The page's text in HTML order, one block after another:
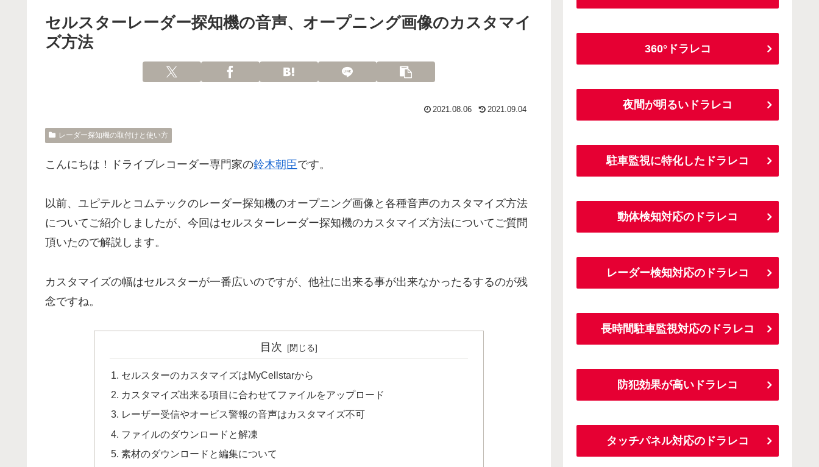
セルスターレーダー探知機の音声、オープニング画像のカスタマイ
ズ方法
2021.08.06 2021.09.04
レーダー探知機の取付けと使い方
こんにちは！ドライブレコーダー専門家の鈴木朝臣です。
以前、ユピテルとコムテックのレーダー探知機のオープニング画像と各種音声のカスタマイズ方法
についてご紹介しましたが、今回はセルスターレーダー探知機のカスタマイズ方法についてご質問
頂いたので解説します。
カスタマイズの幅はセルスターが一番広いのですが、他社に出来る事が出来なかったるするのが残
念ですね。
目次
セルスターのカスタマイズはMyCellstarから
カスタマイズ出来る項目に合わせてファイルをアップロード
レーザー受信やオービス警報の音声はカスタマイズ不可
ファイルのダウンロードと解凍
素材のダウンロードと編集について
360°ドラレコ
夜間が明るいドラレコ
駐車監視に特化したドラレコ
動体検知対応のドラレコ
レーダー検知対応のドラレコ
長時間駐車監視対応のドラレコ
防犯効果が高いドラレコ
タッチパネル対応のドラレコ